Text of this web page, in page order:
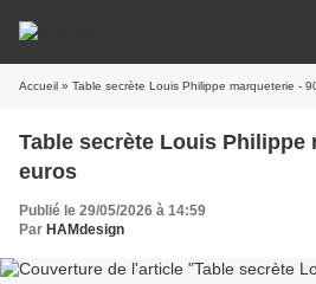
Accueil » Table secrète Louis Philippe marqueterie -
Table secrète Louis Philippe
euros
Publié le 29/05/2026 à 14:59
Par HAMdesign